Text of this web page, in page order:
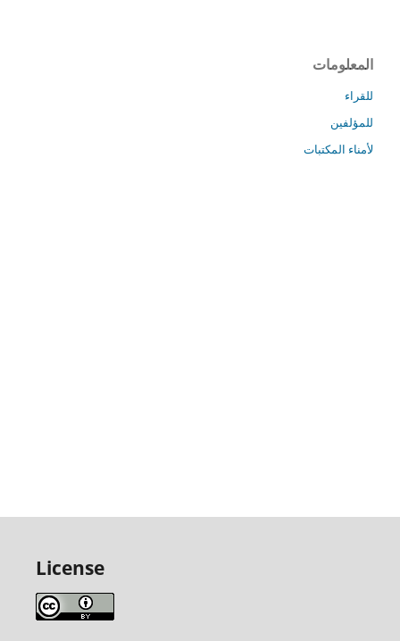
المعلومات
للقراء
للمؤلفين
لأمناء المكتبات
License